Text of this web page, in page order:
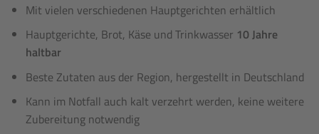
Mit vielen verschiedenen Hauptgerichten erhältlich
Hauptgerichte, Brot, Käse und Trinkwasser 10 Jahre
haltbar
Beste Zutaten aus der Region, hergestellt in Deutschland
Kann im Notfall auch kalt verzehrt werden, keine weitere
Zubereitung notwendig